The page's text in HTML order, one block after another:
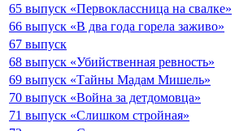
65 выпуск «Первоклассница на свалке»
66 выпуск «В два года горела заживо»
67 выпуск
68 выпуск «Убийственная ревность»
69 выпуск «Тайны Мадам Мишель»
70 выпуск «Война за детдомовца»
71 выпуск «Слишком стройная»